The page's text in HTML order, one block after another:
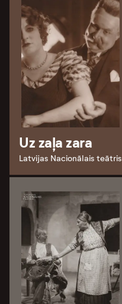
Uz zaļa zara
Latvijas Nacionālais teātris